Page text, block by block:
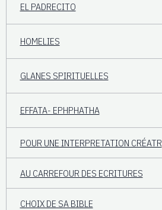
EL PADRECITO
HOMELIES
GLANES SPIRITUELLES
EFFATA- EPHPHATHA
POUR UNE INTERPRETATION CRÉATR
AU CARREFOUR DES ECRITURES
CHOIX DE SA BIBLE